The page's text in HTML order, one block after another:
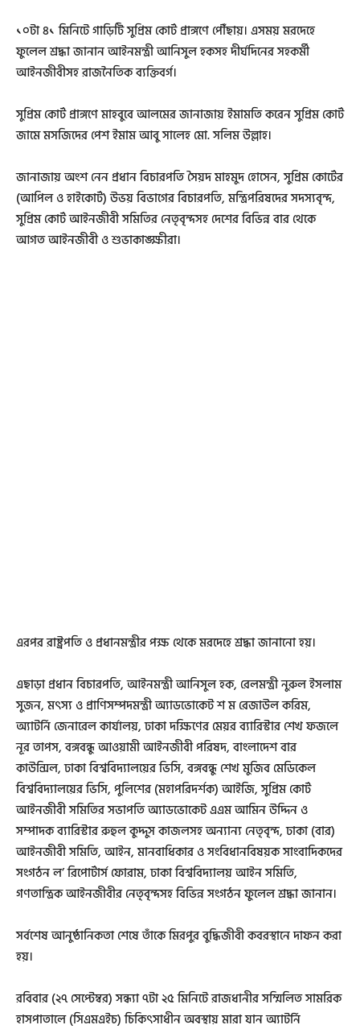
১০টা ৪১ মিনিটে গাড়িটি সুপ্রিম কোর্ট প্রাঙ্গণে পৌঁছায়। এসময় মরদেহে
ফুলেল শ্রদ্ধা জানান আইনমন্ত্রী আনিসুল হকসহ দীর্ঘদিনের সহকর্মী
আইনজীবীসহ রাজনৈতিক ব্যক্তিবর্গ।
সুপ্রিম কোর্ট প্রাঙ্গণে মাহবুবে আলমের জানাজায় ইমামতি করেন সুপ্রিম কোর্ট
জামে মসজিদের পেশ ইমাম আবু সালেহ মো. সলিম উল্লাহ।
জানাজায় অংশ নেন প্রধান বিচারপতি সৈয়দ মাহমুদ হোসেন, সুপ্রিম কোর্টের
(আপিল ও হাইকোর্ট) উভয় বিভাগের বিচারপতি, মন্ত্রিপরিষদের সদস্যবৃন্দ,
সুপ্রিম কোর্ট আইনজীবী সমিতির নেতৃবৃন্দসহ দেশের বিভিন্ন বার থেকে
আগত আইনজীবী ও শুভাকাঙ্ক্ষীরা।
এরপর রাষ্ট্রপতি ও প্রধানমন্ত্রীর পক্ষ থেকে মরদেহে শ্রদ্ধা জানানো হয়।
এছাড়া প্রধান বিচারপতি, আইনমন্ত্রী আনিসুল হক, রেলমন্ত্রী নুরুল ইসলাম
সুজন, মৎস্য ও প্রাণিসম্পদমন্ত্রী অ্যাডভোকেট শ ম রেজাউল করিম,
অ্যাটর্নি জেনারেল কার্যালয়, ঢাকা দক্ষিণের মেয়র ব্যারিস্টার শেখ ফজলে
নূর তাপস, বঙ্গবন্ধু আওয়ামী আইনজীবী পরিষদ, বাংলাদেশ বার
কাউন্সিল, ঢাকা বিশ্ববিদ্যালয়ের ভিসি, বঙ্গবন্ধু শেখ মুজিব মেডিকেল
বিশ্ববিদ্যালয়ের ভিসি, পুলিশের (মহাপরিদর্শক) আইজি, সুপ্রিম কোর্ট
আইনজীবী সমিতির সভাপতি অ্যাডভোকেট এএম আমিন উদ্দিন ও
সম্পাদক ব্যারিস্টার রুহুল কুদ্দুস কাজলসহ অন্যান্য নেতৃবৃন্দ, ঢাকা (বার)
আইনজীবী সমিতি, আইন, মানবাধিকার ও সংবিধানবিষয়ক সাংবাদিকদের
সংগঠন ল’ রিপোর্টার্স ফোরাম, ঢাকা বিশ্ববিদ্যালয় আইন সমিতি,
গণতান্ত্রিক আইনজীবীর নেতৃবৃন্দসহ বিভিন্ন সংগঠন ফুলেল শ্রদ্ধা জানান।
সর্বশেষ আনুষ্ঠানিকতা শেষে তাঁকে মিরপুর বুদ্ধিজীবী কবরস্থানে দাফন করা
হয়।
রবিবার (২৭ সেপ্টেম্বর) সন্ধ্যা ৭টা ২৫ মিনিটে রাজধানীর সম্মিলিত সামরিক
হাসপাতালে (সিএমএইচ) চিকিৎসাধীন অবস্থায় মারা যান অ্যাটর্নি